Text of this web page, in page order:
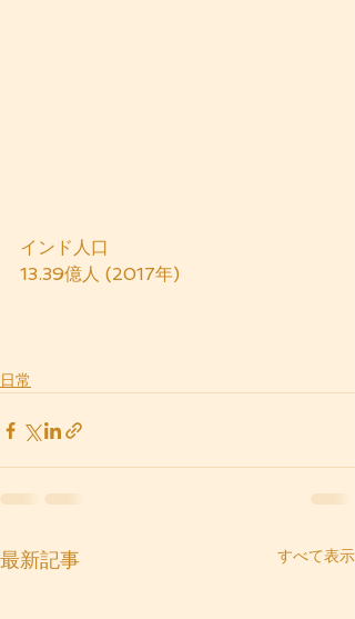
インド人口
13.39億人 (2017年)
日常
最新記事 すべて表示